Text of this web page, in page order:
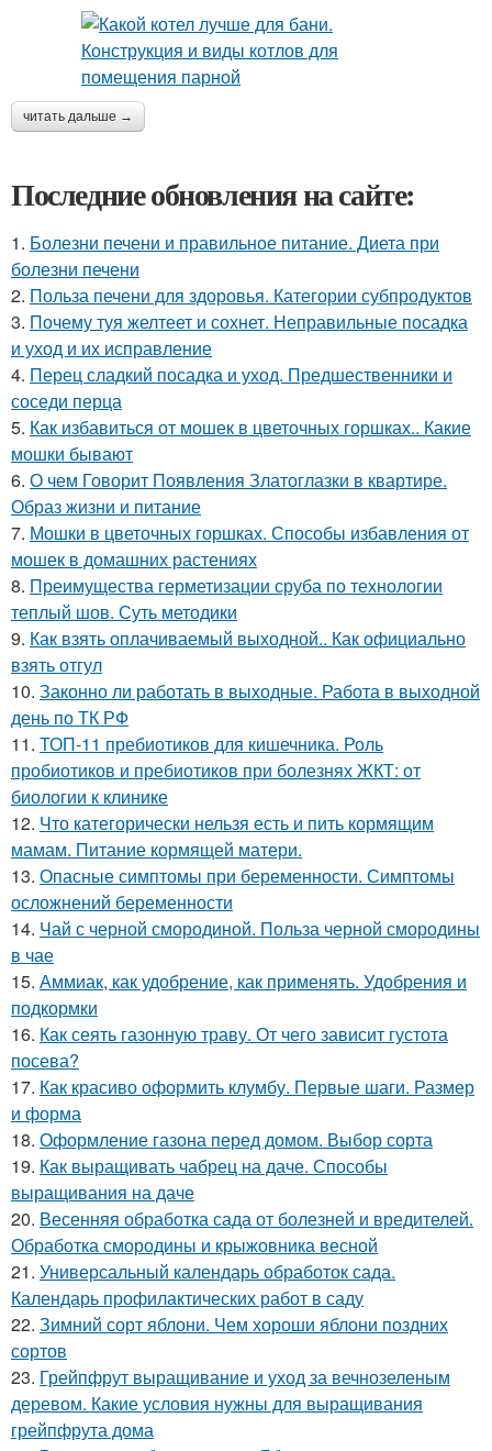
читать дальше →
Последние обновления на сайте:
1. Болезни печени и правильное питание. Диета при
болезни печени
2. Польза печени для здоровья. Категории субпродуктов
3. Почему туя желтеет и сохнет. Неправильные посадка
и уход и их исправление
4. Перец сладкий посадка и уход. Предшественники и
соседи перца
5. Как избавиться от мошек в цветочных горшках.. Какие
мошки бывают
6. О чем Говорит Появления Златоглазки в квартире.
Образ жизни и питание
7. Мошки в цветочных горшках. Способы избавления от
мошек в домашних растениях
8. Преимущества герметизации сруба по технологии
теплый шов. Суть методики
9. Как взять оплачиваемый выходной.. Как официально
взять отгул
10. Законно ли работать в выходные. Работа в выходной
день по ТК РФ
11. ТОП-11 пребиотиков для кишечника. Роль
пробиотиков и пребиотиков при болезнях ЖКТ: от
биологии к клинике
12. Что категорически нельзя есть и пить кормящим
мамам. Питание кормящей матери.
13. Опасные симптомы при беременности. Симптомы
осложнений беременности
14. Чай с черной смородиной. Польза черной смородины
в чае
15. Аммиак, как удобрение, как применять. Удобрения и
подкормки
16. Как сеять газонную траву. От чего зависит густота
посева?
17. Как красиво оформить клумбу. Первые шаги. Размер
и форма
18. Оформление газона перед домом. Выбор сорта
19. Как выращивать чабрец на даче. Способы
выращивания на даче
20. Весенняя обработка сада от болезней и вредителей.
Обработка смородины и крыжовника весной
21. Универсальный календарь обработок сада.
Календарь профилактических работ в саду
22. Зимний сорт яблони. Чем хороши яблони поздних
сортов
23. Грейпфрут выращивание и уход за вечнозеленым
деревом. Какие условия нужны для выращивания
грейпфрута дома